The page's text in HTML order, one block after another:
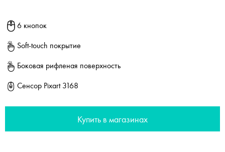
6 кнопок
Soft-touch покрытие
Боковая рифленая поверхность
Сенсор Pixart 3168
Купить в магазинах